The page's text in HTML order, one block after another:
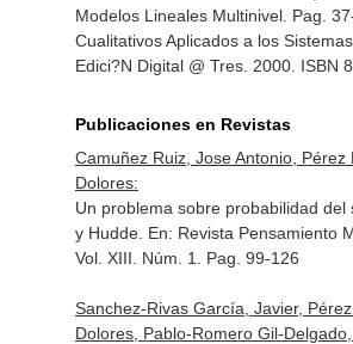
Modelos Lineales Multinivel. Pag.
Cualitativos Aplicados a los
Edici?N Digital @ Tres. 2000. ISBN
Publicaciones en Revistas
Camuñez Ruiz, Jose Antonio, Pérez
Dolores:
Un problema sobre probabilidad del
y Hudde. En: Revista Pensamiento
Vol. XIII. Núm. 1. Pag. 99-126
Sanchez-Rivas García, Javier,
Dolores, Pablo-Romero Gil-